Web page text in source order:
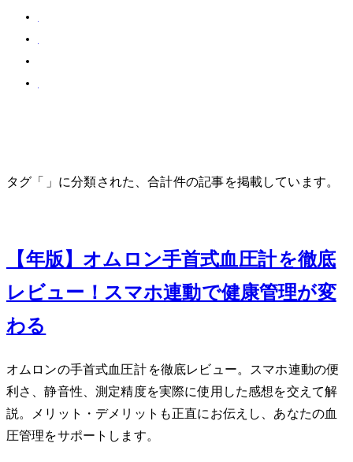
タグ「Bluetooth」に分類された、合計 1 件の記事を掲載しています。
【2025年版】オムロン手首式血圧計HEM-6231T2-JEを徹底
レビュー！スマホ連動で健康管理が変
わる
オムロンの手首式血圧計HEM-6231T2-JEを徹底レビュー。スマホ連動の便
利さ、静音性、測定精度を実際に使用した感想を交えて解
説。メリット・デメリットも正直にお伝えし、あなたの血
圧管理をサポートします。